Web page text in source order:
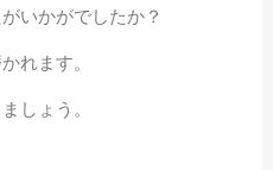
いかがでしたか？
れます。
しょう。